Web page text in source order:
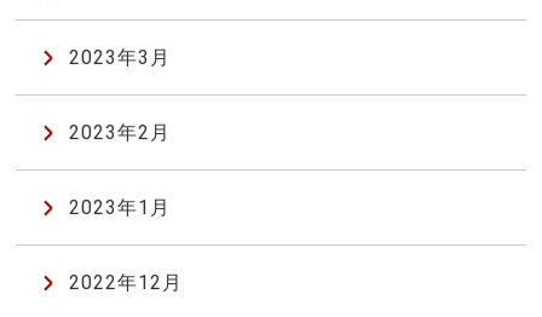
2023年3月
2023年2月
2023年1月
2022年12月